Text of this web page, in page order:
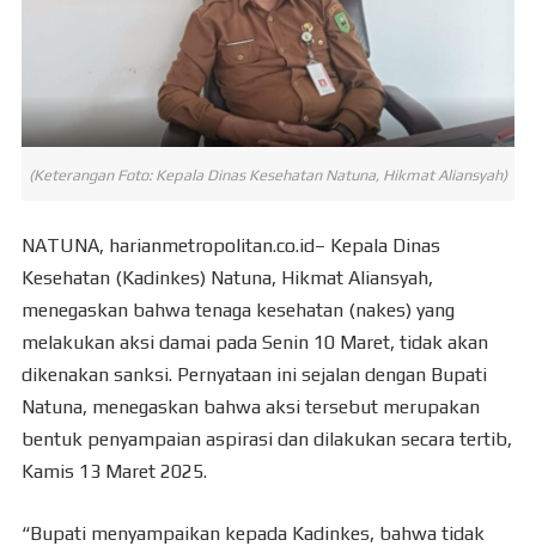
(Keterangan Foto: Kepala Dinas Kesehatan Natuna, Hikmat Aliansyah)
NATUNA, harianmetropolitan.co.id– Kepala Dinas
Kesehatan (Kadinkes) Natuna, Hikmat Aliansyah,
menegaskan bahwa tenaga kesehatan (nakes) yang
melakukan aksi damai pada Senin 10 Maret, tidak akan
dikenakan sanksi. Pernyataan ini sejalan dengan Bupati
Natuna, menegaskan bahwa aksi tersebut merupakan
bentuk penyampaian aspirasi dan dilakukan secara tertib,
Kamis 13 Maret 2025.
“Bupati menyampaikan kepada Kadinkes, bahwa tidak